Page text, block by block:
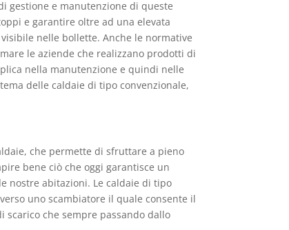
gestione e manutenzione di queste
e garantire oltre ad una elevata
nelle bollette. Anche le normative
le aziende che realizzano prodotti di
nella manutenzione e quindi nelle
delle caldaie di tipo convenzionale,
che permette di sfruttare a pieno
bene ciò che oggi garantisce un
nostre abitazioni. Le caldaie di tipo
uno scambiatore il quale consente il
scarico che sempre passando dallo